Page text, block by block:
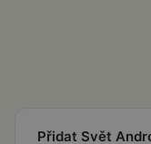
Přidat Svět